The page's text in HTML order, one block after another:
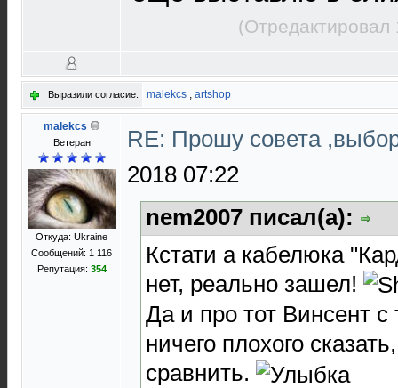
Выразили согласие: malekcs , artshop
malekcs
Ветеран
Откуда: Ukraine
Сообщений: 1 116
Репутация: 354
RE: Прошу совета
2018 07:22
nem2007 писал(а):
Кстати а кабелюка
нет, реально зашел!
Да и про тот Винсент
ничего плохого
сравнить.